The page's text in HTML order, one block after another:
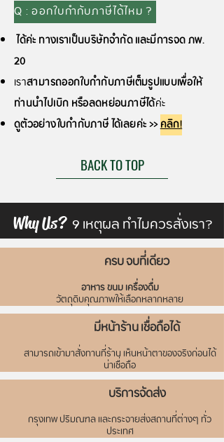
Q : ออกใบกำกับภาษีได้ไหม ?
ได้ค่ะทางเราเป็นบริษัทจำกัด และมีการจด ภพ.
20
เราสามารถออกใบกำกับภาษีเต็มรูปแบบเพื่อให้
ท่านนำไปเบิก หรือลดหย่อนภาษีได้ค่ะ
ดูตัวอย่างใบกำกับภาษี ได้เลยค่ะ >>คลิก!
BACK TO TOP
Why Us? 9 เหตุผล ทำไมควรสั่งเรา?
ครบ จบที่เดียว
อาหาร ขนม เครื่องดื่ม
วัตถุดิบคุณภาพให้เลือกหลากหลาย
มีหน้าร้าน เชื่อถือได้
สามารถเข้ามาสั่งทานที่ร้าน เห็นหน้าตาของจริงก่อนได้
น่าเชื่อถือ
บริการจัดส่ง
กรุงเทพ ปริมณฑลและกระจายส่งสถานที่ต่างๆ ทั่ว
ประเทศ